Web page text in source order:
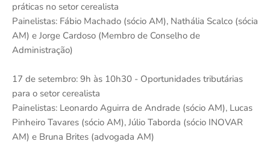
práticas no setor cerealista
Painelistas: Fábio Machado (sócio AM), Nathália Scalco (sócia
AM) e Jorge Cardoso (Membro de Conselho de
Administração)
17 de setembro: 9h às 10h30 - Oportunidades tributárias
para o setor cerealista
Painelistas: Leonardo Aguirra de Andrade (sócio AM), Lucas
Pinheiro Tavares (sócio AM), Júlio Taborda (sócio INOVAR
AM) e Bruna Brites (advogada AM)